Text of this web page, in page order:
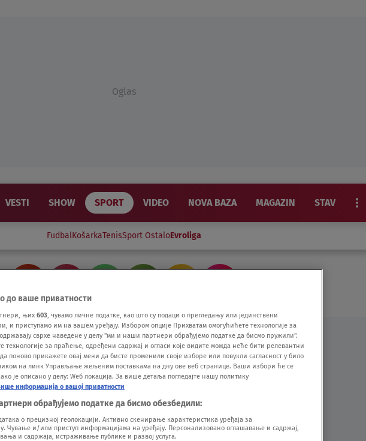
Oglas
VESTI SHOW SPORT VIDEO NOVA BAZA MAGAZIN STAV
FudbalKošarkaTenisSport OstaloEvroliga
до ваше приватности
њих 603, чувамо личне податке, као што су подаци о прегледању или јединствени
и приступамо им на вашем уређају. Избором опције Прихватам омогућићете технологије за
сврхе наведене у делу "ми и наши партнери обрађујемо податке да бисмо пружили".
технологије за праћење, одређени садржај и огласи које видите можда неће бити релевантни
поново прикажете овај мени да бисте променили своје изборе или повукли сагласност у било
на линк Управљање жељеним поставкама на дну ове веб странице. Ваши избори ће се
је описано у делу: Wеб локација. За више детаља погледајте нашу политику
информација о вашој приватности
обрађујемо податке да бисмо обезбедили:
о прецизној геолокацији. Активно скенирање карактеристика уређаја за
Чување и/или приступ информацијама на уређају. Персонализовано оглашавање и садржај,
и садржаја, истраживање публике и развој услуга.